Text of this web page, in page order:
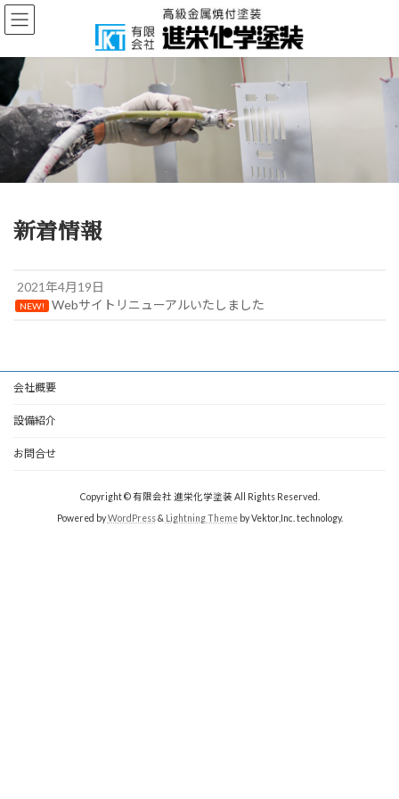
コ
ン
ン
へ
ス
キ
プ
ナ
ビ
ー
ョ
ン
に
動
新着情報
2021年4月19日
NEW! Webサイトリニューアルいたしました
会社概要
設備紹介
お問合せ
Copyright © 有限会社 進栄化学塗装 All Rights Reserved.
Powered byWordPress& Lightning Themeby Vektor,Inc. technology.